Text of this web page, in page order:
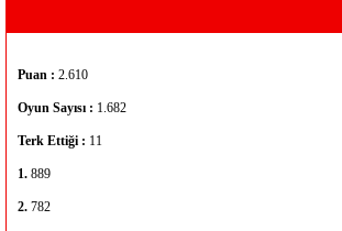
Puan : 2.610
Oyun Sayısı : 1.682
Terk Ettiği : 11
1. 889
2. 782